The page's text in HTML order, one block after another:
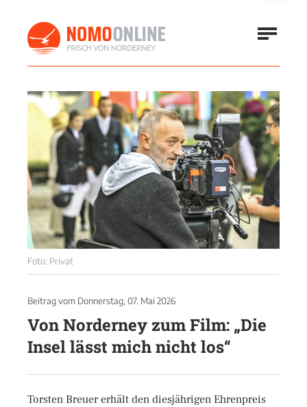
Foto: Privat
Beitrag vom Donnerstag, 07. Mai 2026
Von Norderney zum Film: „Die
Insel lässt mich nicht los“
Torsten Breuer erhält den diesjährigen Ehrenpreis